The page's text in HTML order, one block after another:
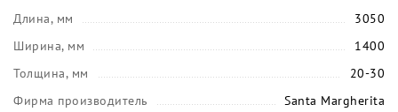
Длина, мм
3050
Ширина, мм
1400
Толщина, мм
20-30
Фирма производитель
Santa Margherita